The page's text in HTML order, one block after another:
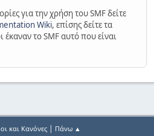
για την χρήση του SMF δείτε
Wiki, επίσης δείτε τα
έκαναν το SMF αυτό που είναι
και Κανόνες| Πάνω ▲